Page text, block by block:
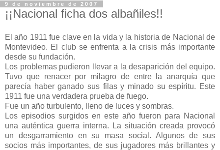
9 de noviembre de 2007
¡¡Nacional ficha dos albañiles!!
El año 1911 fue clave en la vida y la historia de Nacional de
Montevideo. El club se enfrenta a la crisis más importante
desde su fundación.
Los problemas pudieron llevar a la desaparición del equipo.
Tuvo que renacer por milagro de entre la anarquía que
parecía haber ganado sus filas y minado su espíritu. Este
1911 fue una verdadera prueba de fuego.
Fue un año turbulento, lleno de luces y sombras.
Los episodios surgidos en este año fueron para Nacional
una auténtica guerra interna. La situación creada provocó
un desgarramiento en su masa social. Algunos de sus
socios más importantes, de sus jugadores más brillantes y